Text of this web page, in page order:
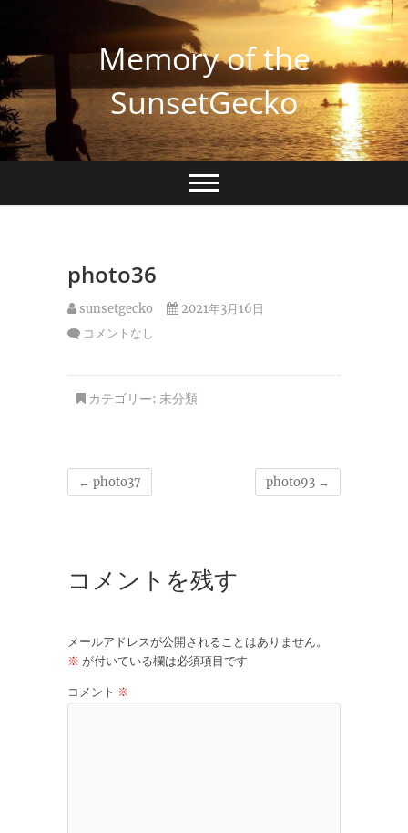
Memory of the
SunsetGecko
photo36
sunsetgecko
2021年3月16日
コメントなし
カテゴリー: 未分類
← photo37 photo93 →
コメントを残す
メールアドレスが公開されることはありません。
※ が付いている欄は必須項目です
コメント ※